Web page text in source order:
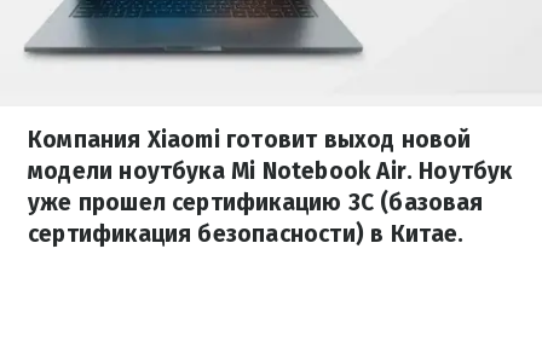
Компания Xiaomi готовит выход новой
модели ноутбука Mi Notebook Air. Ноутбук
уже прошел сертификацию 3C (базовая
сертификация безопасности) в Китае.